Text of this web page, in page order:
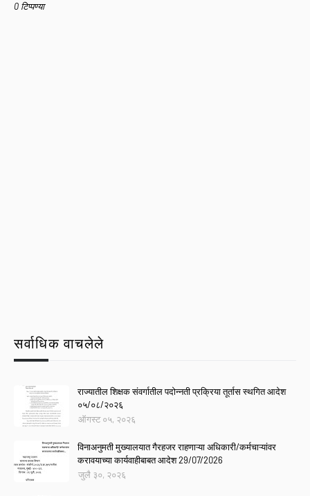
0 टिप्पण्या
सर्वाधिक वाचलेले
राज्यातील शिक्षक संवर्गातील पदोन्नती प्रक्रिया तूर्तास स्थगित आदेश
०५/०८/२०२६
ऑगस्ट ०५, २०२६
विनाअनुमती मुख्यालयात गैरहजर राहणाऱ्या अधिकारी/कर्मचाऱ्यांवर
करावयाच्या कार्यवाहीबाबत आदेश 29/07/2026
जुलै ३०, २०२६